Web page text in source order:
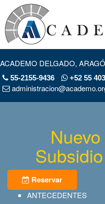
ACADEMO DELGADO,
55-2155-9436 +52 55
Reservar
ANTECEDENTES